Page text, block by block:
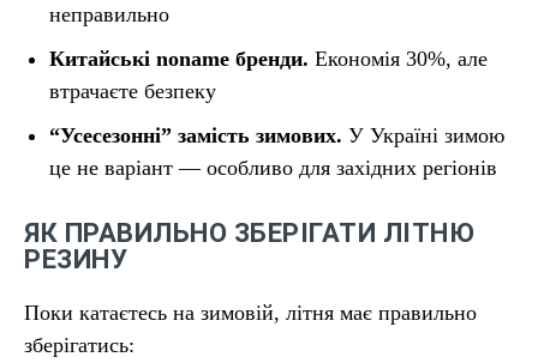
неправильно
Китайські noname бренди. Економія 30%, але
втрачаєте безпеку
“Усесезонні” замість зимових. У Україні зимою
це не варіант — особливо для західних регіонів
ЯК ПРАВИЛЬНО ЗБЕРІГАТИ ЛІТНЮ
РЕЗИНУ
Поки катаєтесь на зимовій, літня має правильно
зберігатись: